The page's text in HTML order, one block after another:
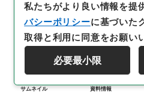
サムネイル 資料情報
私たちがより良い情報を提
バシーポリシーに基づいた
取得と利用に同意をお願い
必要最小限